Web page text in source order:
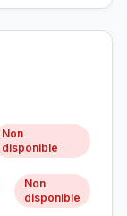
Non
disponible
Non
disponible